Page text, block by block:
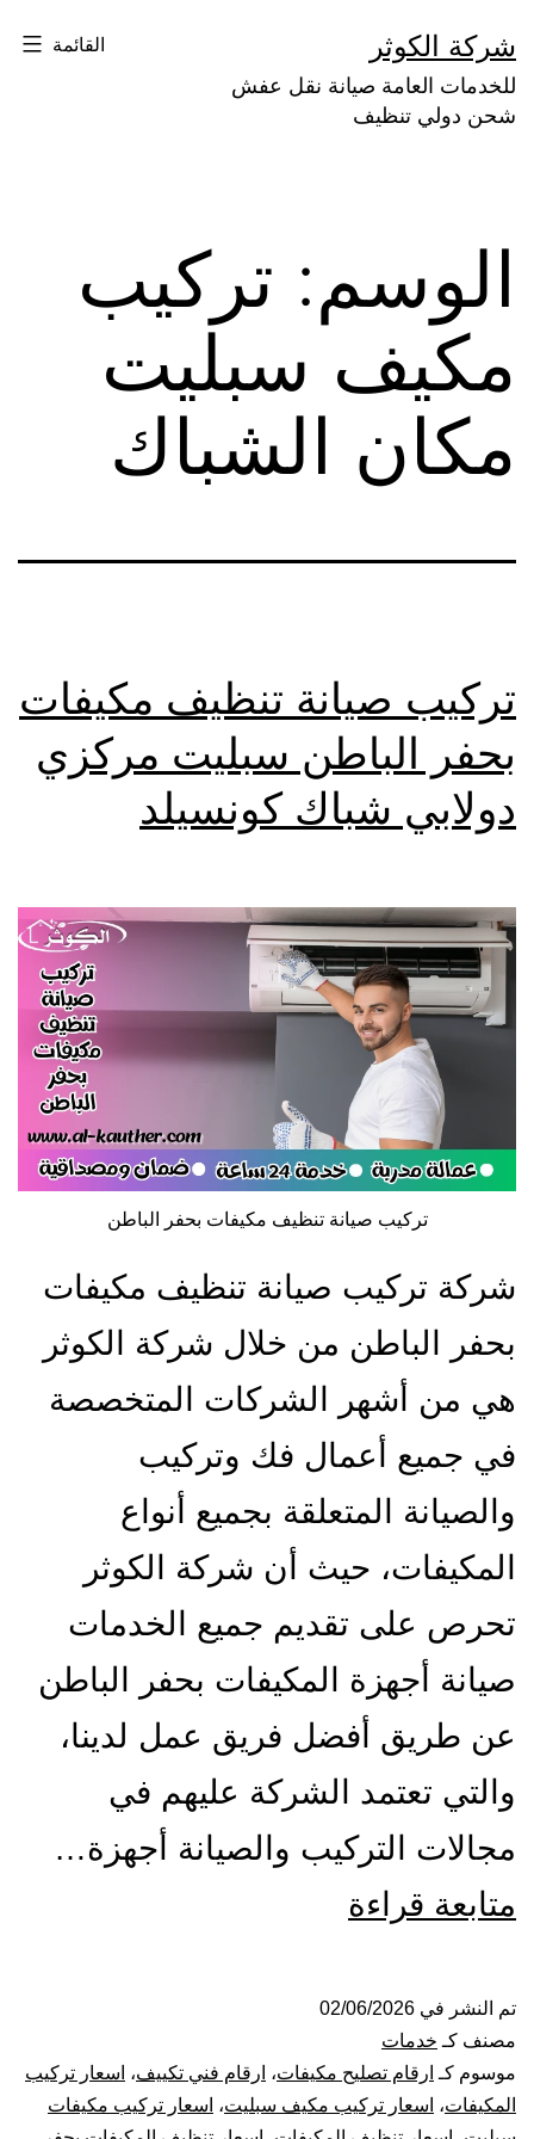
إلى
المحتوى
شركة الكوثر
للخدمات العامة صيانة نقل عفش
شحن دولي تنظيف
القائمة
الوسم: تركيب
مكيف سبليت
مكان الشباك
تركيب صيانة تنظيف مكيفات
بحفر الباطن سبليت مركزي
دولابي شباك كونسيلد
تركيب صيانة تنظيف مكيفات بحفر الباطن
شركة تركيب صيانة تنظيف مكيفات
بحفر الباطن من خلال شركة الكوثر
هي من أشهر الشركات المتخصصة
في جميع أعمال فك وتركيب
والصيانة المتعلقة بجميع أنواع
المكيفات، حيث أن شركة الكوثر
تحرص على تقديم جميع الخدمات
صيانة أجهزة المكيفات بحفر الباطن
عن طريق أفضل فريق عمل لدينا،
والتي تعتمد الشركة عليهم في
مجالات التركيب والصيانة أجهزة…
متابعة قراءة
تنظيف
مكيفات
بحفر
تم النشر في 02/06/2026
مصنف كـ خدمات
موسوم كـ ارقام تصليح مكيفات، ارقام فني تكييف، اسعار تركيب
المكيفات، اسعار تركيب مكيف سبليت، اسعار تركيب مكيفات